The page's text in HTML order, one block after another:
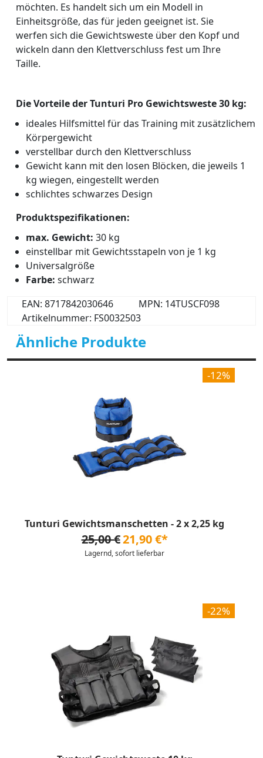
möchten. Es handelt sich um ein Modell in
Einheitsgröße, das für jeden geeignet ist. Sie
werfen sich die Gewichtsweste über den Kopf und
wickeln dann den Klettverschluss fest um Ihre
Taille.
Die Vorteile der Tunturi Pro Gewichtsweste 30 kg:
ideales Hilfsmittel für das Training mit zusätzlichem
Körpergewicht
verstellbar durch den Klettverschluss
Gewicht kann mit den losen Blöcken, die jeweils 1
kg wiegen, eingestellt werden
schlichtes schwarzes Design
Produktspezifikationen:
max. Gewicht: 30 kg
einstellbar mit Gewichtsstapeln von je 1 kg
Universalgröße
Farbe: schwarz
EAN: 8717842030646
MPN: 14TUSCF098
Artikelnummer: FS0032503
Ähnliche Produkte
-12%
Tunturi Gewichtsmanschetten - 2 x 2,25 kg
25,00 €21,90 €*
Lagernd, sofort lieferbar
-22%